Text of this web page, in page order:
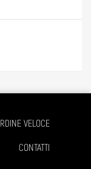
VELOCE
CONTATTI